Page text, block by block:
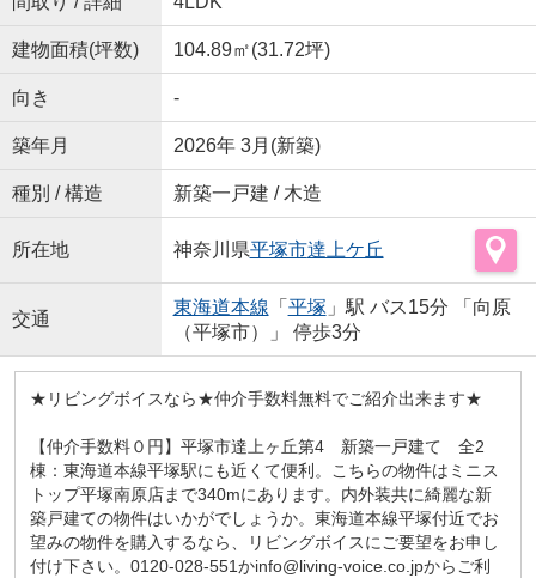
建物面積(坪数) 104.89㎡(31.72坪)
向き -
築年月 2026年 3月(新築)
種別 / 構造 新築一戸建 / 木造
所在地 神奈川県平塚市達上ケ丘
交通
東海道本線 「 平塚 」駅 バス15分 「向原
（平塚市）」 停歩3分
★リビングボイスなら★仲介手数料無料でご紹介出来ます★
【仲介手数料０円】平塚市達上ヶ丘第4 新築一戸建て 全2
棟：東海道本線平塚駅にも近くて便利。こちらの物件はミニス
トップ平塚南原店まで340mにあります。内外装共に綺麗な新
築戸建ての物件はいかがでしょうか。東海道本線平塚付近でお
望みの物件を購入するなら、リビングボイスにご要望をお申し
付け下さい。0120-028-551かinfo@living-voice.co.jpからご利